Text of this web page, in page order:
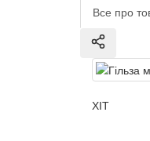
Все про
ХІТ